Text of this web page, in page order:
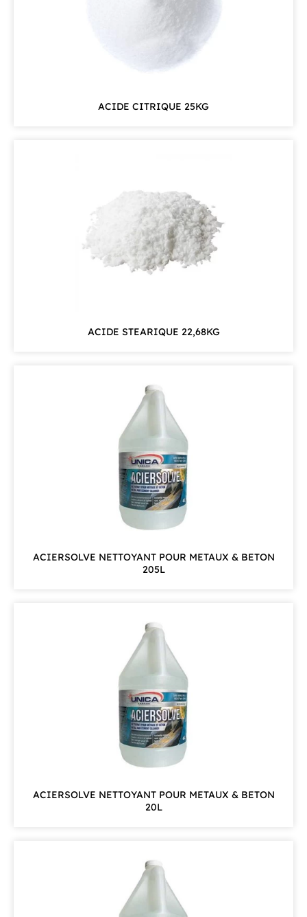
ACIDE CITRIQUE 25KG
ACIDE STEARIQUE 22,68KG
ACIERSOLVE NETTOYANT POUR METAUX & BETON
205L
ACIERSOLVE NETTOYANT POUR METAUX & BETON
20L